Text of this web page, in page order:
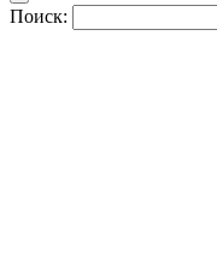
Поиск: